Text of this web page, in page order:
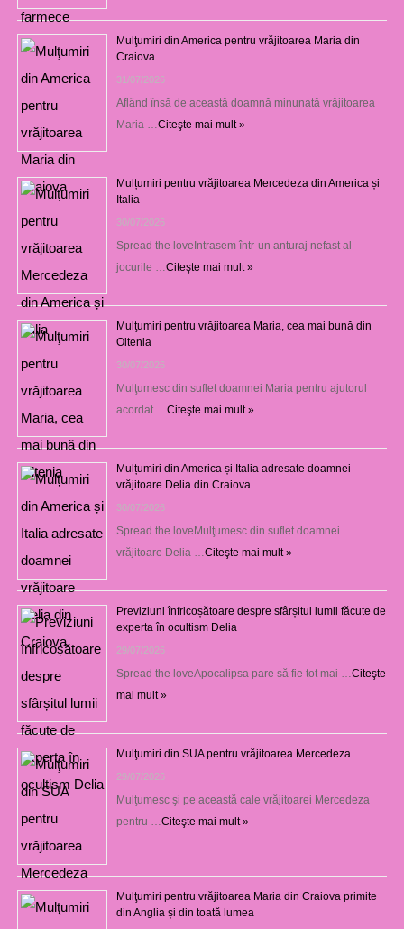
Mulţumiri din America pentru vrăjitoarea Maria din
Craiova
31/07/2026
Aflând însă de această doamnă minunată vrăjitoarea
Maria …Citeşte mai mult »
Mulțumiri pentru vrăjitoarea Mercedeza din America și
Italia
30/07/2026
Spread the loveIntrasem într-un anturaj nefast al
jocurile …Citeşte mai mult »
Mulţumiri pentru vrăjitoarea Maria, cea mai bună din
Oltenia
30/07/2026
Mulţumesc din suflet doamnei Maria pentru ajutorul
acordat …Citeşte mai mult »
Mulțumiri din America și Italia adresate doamnei
vrăjitoare Delia din Craiova
30/07/2026
Spread the loveMulţumesc din suflet doamnei
vrăjitoare Delia …Citeşte mai mult »
Previziuni înfricoșătoare despre sfârșitul lumii făcute de
experta în ocultism Delia
29/07/2026
Spread the loveApocalipsa pare să fie tot mai …Citeşte
mai mult »
Mulţumiri din SUA pentru vrăjitoarea Mercedeza
29/07/2026
Mulţumesc şi pe această cale vrăjitoarei Mercedeza
pentru …Citeşte mai mult »
Mulţumiri pentru vrăjitoarea Maria din Craiova primite
din Anglia și din toată lumea